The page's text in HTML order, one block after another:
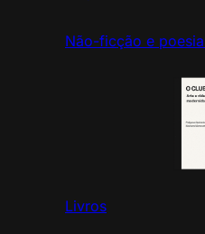
Não-ficção e
Livros